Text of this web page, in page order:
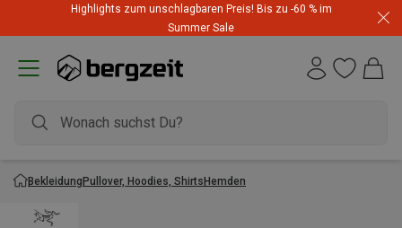
Highlights zum unschlagbaren Preis! Bis zu -60 % im
Summer Sale
BekleidungPullover, Hoodies, ShirtsHemden